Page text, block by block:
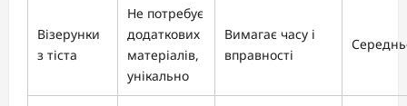
Візерунки
з тіста
Не потребує
додаткових
матеріалів,
унікально
Вимагає часу і
вправності